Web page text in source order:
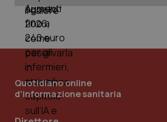
Quotidiano online
d'informazione sanitaria